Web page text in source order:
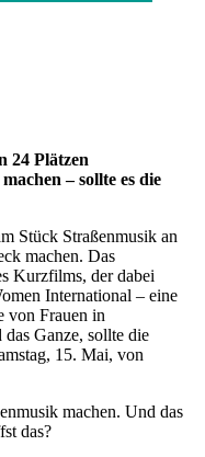
24 Plätzen
– sollte es die
Stück Straßenmusik an
machen. Das
Kurzfilms, der dabei
International – eine
von Frauen in
Ganze, sollte die
15. Mai, von
machen. Und das
das?